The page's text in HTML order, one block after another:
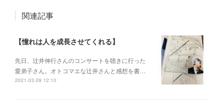
関連記事
【憧れは人を成長させてくれる】
先日、辻井伸行さんのコンサートを 聴きに行った
愛弟子さん。 オトコマエな辻井さんと 感想を書…
2021.03.09 12:10